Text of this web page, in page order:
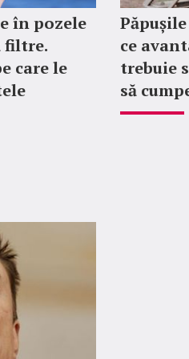
în pozele
filtre.
care le
ce
trebuie
să